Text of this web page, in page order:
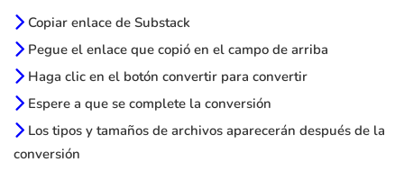
Copiar enlace de Substack
Pegue el enlace que copió en el campo de arriba
Haga clic en el botón convertir para convertir
Espere a que se complete la conversión
Los tipos y tamaños de archivos aparecerán después de la
conversión